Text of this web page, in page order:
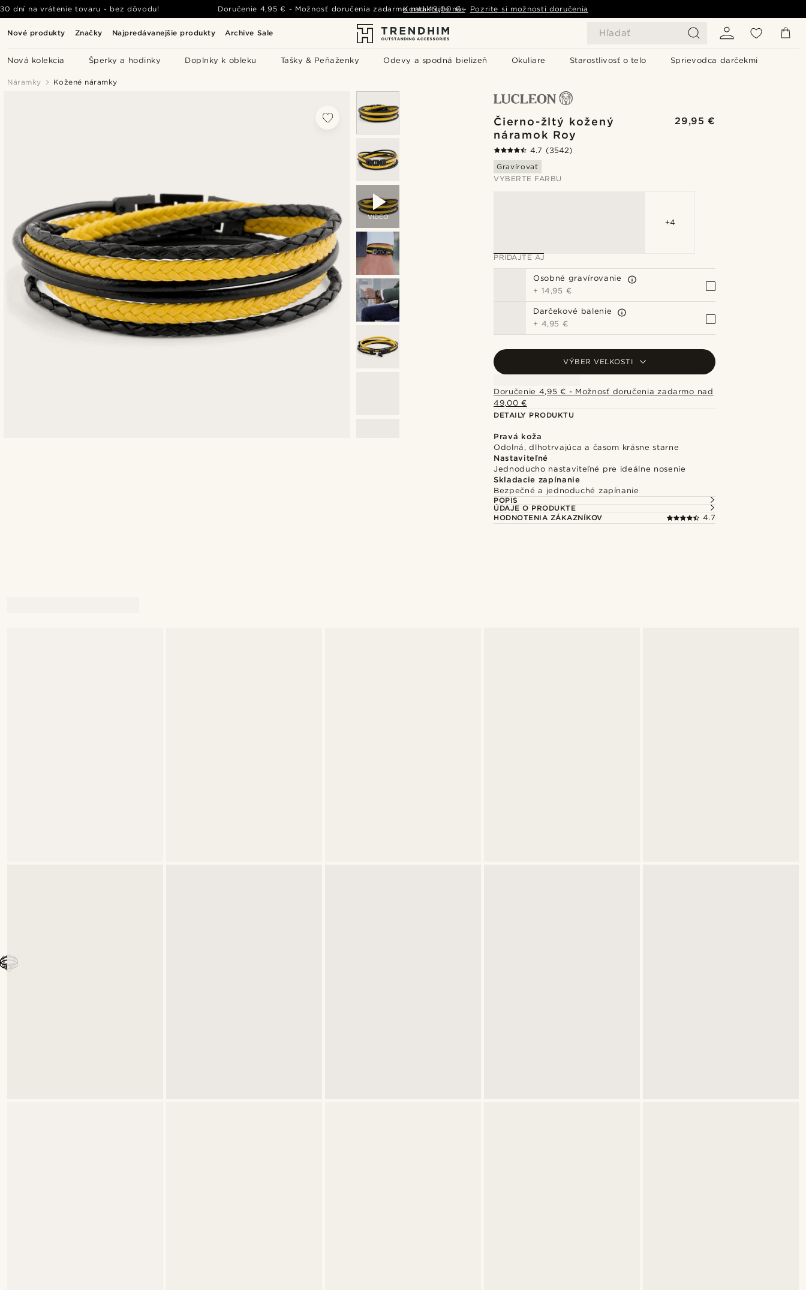
Nové produkty Značky Najpredávanejšie produkty Archive Sale Hľadať
Nová kolekcia Šperky a hodinky Doplnky k obleku Tašky & Peňaženky Odevy a spodná bielizeň Okuliare Starostlivosť o telo Sprievodca darčekmi
30 dní na vrátenie tovaru - bez dôvodu! Doručenie 4,95 € - Možnosť doručenia zadarmo nad 49,00 € - Pozrite si možnosti doručenia
Kontaktujte nás
Náramky Kožené náramky
VIDEO
Čierno-žltý kožený
náramok Roy
29,95 €
4.7 (3542)
Gravírovať
VYBERTE FARBU
+4
PRIDAJTE AJ
Osobné gravírovanie
+ 14,95 €
Darčekové balenie
+ 4,95 €
VÝBER VEĽKOSTI
Doručenie 4,95 € - Možnosť doručenia zadarmo nad
49,00 €
DETAILY PRODUKTU
Pravá koža
Odolná, dlhotrvajúca a časom krásne starne
Nastaviteľné
Jednoducho nastaviteľné pre ideálne nosenie
Skladacie zapínanie
Bezpečné a jednoduché zapínanie
POPIS
ÚDAJE O PRODUKTE
HODNOTENIA ZÁKAZNÍKOV
4.7